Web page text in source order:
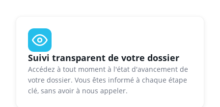
Suivi transparent de votre dossier
Accédez à tout moment à l'état d'avancement de
votre dossier. Vous êtes informé à chaque étape
clé, sans avoir à nous appeler.